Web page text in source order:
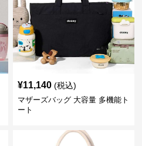
¥11,140 (税込)
マザーズバッグ 大容量 多機能ト
ート